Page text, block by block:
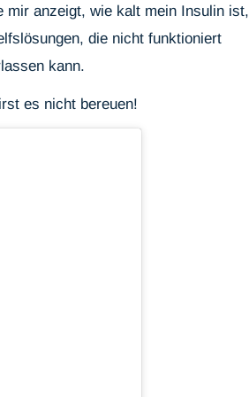
mir anzeigt, wie kalt mein Insulin ist,
die nicht funktioniert
kann.
es nicht bereuen!